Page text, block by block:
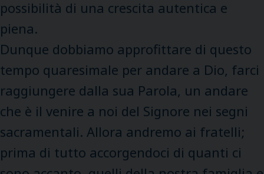
possibilità di una crescita autentica e
piena.
Dunque dobbiamo approfittare di questo
tempo quaresimale per andare a Dio, farci
raggiungere dalla sua Parola, un andare
che è il venire a noi del Signore nei segni
sacramentali. Allora andremo ai fratelli;
prima di tutto accorgendoci di quanti ci